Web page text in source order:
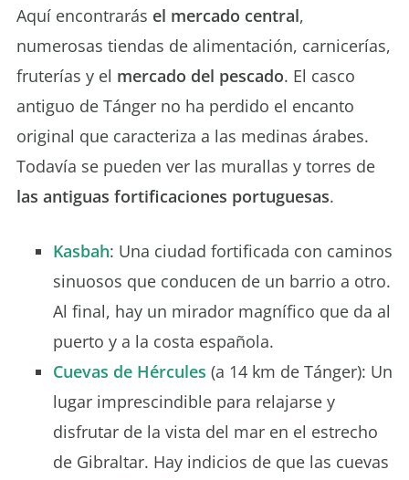
Aquí encontrarás el mercado central,
numerosas tiendas de alimentación, carnicerías,
fruterías y el mercado del pescado. El casco
antiguo de Tánger no ha perdido el encanto
original que caracteriza a las medinas árabes.
Todavía se pueden ver las murallas y torres de
las antiguas fortificaciones portuguesas.
Kasbah: Una ciudad fortificada con caminos
sinuosos que conducen de un barrio a otro.
Al final, hay un mirador magnífico que da al
puerto y a la costa española.
Cuevas de Hércules (a 14 km de Tánger): Un
lugar imprescindible para relajarse y
disfrutar de la vista del mar en el estrecho
de Gibraltar. Hay indicios de que las cuevas